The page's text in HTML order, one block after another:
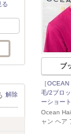
る
解除
ブ
［
毛/2ブロ
ーショー
Ocean
ャン ヘア